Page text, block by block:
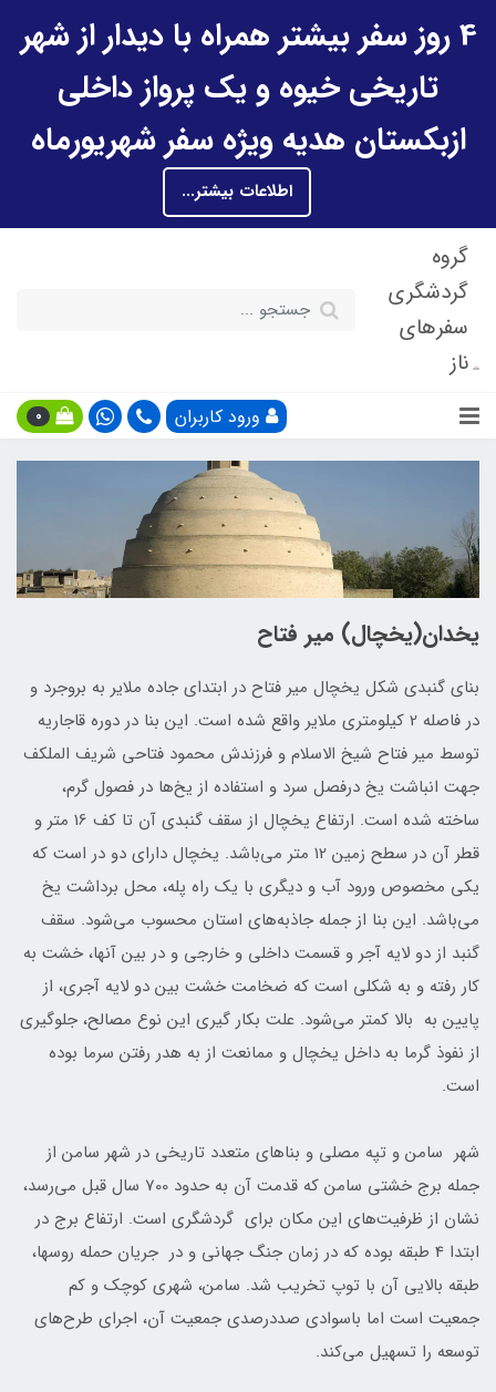
4 روز سفر بیشتر همراه با دیدار از شهر
تاریخی خیوه و یک پرواز داخلی
ازبکستان هدیه ویژه سفر شهریورماه
اطلاعات بیشتر...
گروه
گردشگری
سفرهای
ناز
ورود کاربران 0
یخدان(يخچال) مير فتاح
بنای گنبدی شکل يخچال مير فتاح در ابتدای جاده ملاير به بروجرد و
در فاصله 2 کيلومتری ملاير واقع شده است. اين بنا در دوره قاجاريه
توسط مير فتاح شيخ الاسلام و فرزندش محمود فتاحی شريف الملکف
جهت انباشت يخ درفصل سرد و استفاده از يخ‌ها در فصول گرم،
ساخته شده است. ارتفاع يخچال از سقف گنبدي آن تا کف 16 متر و
قطر آن در سطح زمين 12 متر می‌باشد. يخچال داراي دو در است که
يکي مخصوص ورود آب و ديگري با يک راه پله، محل برداشت يخ
می‌باشد. اين بنا از جمله جاذبه‌های استان محسوب می‌شود. سقف
گنبد از دو لايه آجر و قسمت داخلی و خارجی و در بين آنها، خشت به
كار رفته و به شكلی است كه ضخامت خشت بين دو لايه آجری، از
پايين به بالا كمتر می‌شود. علت بكار گيری اين نوع مصالح، جلوگيری
از نفوذ گرما به داخل يخچال و ممانعت از به هدر رفتن سرما بوده
است.
شهر سامن و تپه مصلی و بناهای متعدد تاريخی در شهر سامن از
جمله برج خشتی سامن که قدمت آن به حدود 700 سال قبل می‌رسد،
نشان از ظرفيت‌های اين مکان براي گردشگری است. ارتفاع برج در
ابتدا 4 طبقه بوده که در زمان جنگ جهانی و در جريان حمله روسها،
طبقه بالايی آن با توپ تخريب شد. سامن، شهری کوچک و کم
جمعيت است اما باسوادی صددرصدی جمعيت آن، اجرای طرح‌های
توسعه را تسهيل می‌کند.